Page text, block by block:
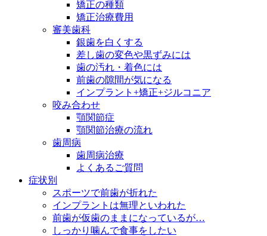
矯正の種類
矯正治療費用
審美歯科
銀歯を白くする
差し歯の変色や黒ずみには
歯の汚れ・着色には
前歯の隙間が気になる
インプラント+矯正+ジルコニア
咬み合わせ
顎関節症
顎関節治療の流れ
歯周病
歯周病治療
よくあるご質問
症状別
スポーツで前歯が折れた
インプラントは無理といわれた
前歯が仮歯のままになっているが…
しっかり噛んで食事をしたい